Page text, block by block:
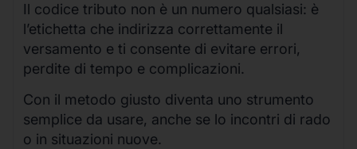
Il codice tributo non è un numero qualsiasi: è
l’etichetta che indirizza correttamente il
versamento e ti consente di evitare errori,
perdite di tempo e complicazioni.
Con il metodo giusto diventa uno strumento
semplice da usare, anche se lo incontri di rado
o in situazioni nuove.